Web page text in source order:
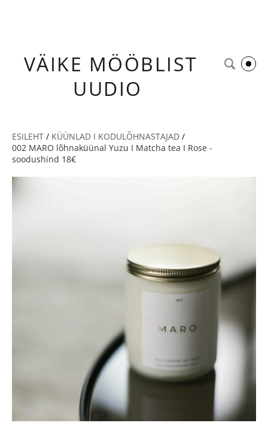
VÄIKE MÖÖBLIST
UUDIO
ESILEHT / KÜÜNLAD I KODULÕHNASTAJAD /
002 MARO lõhnaküünal Yuzu I Matcha tea I Rose -
soodushind 18€